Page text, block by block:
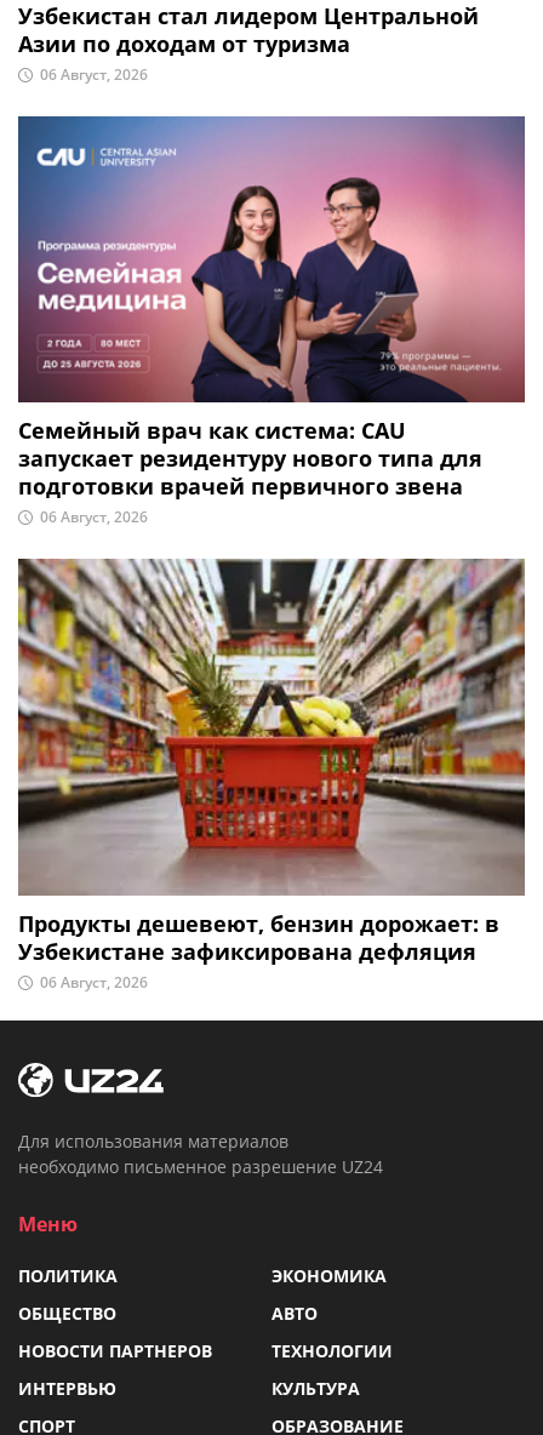
Узбекистан стал лидером Центральной
Азии по доходам от туризма
06 Август, 2026
Семейный врач как система: CAU
запускает резидентуру нового типа для
подготовки врачей первичного звена
06 Август, 2026
Продукты дешевеют, бензин дорожает: в
Узбекистане зафиксирована дефляция
06 Август, 2026
Для использования материалов
необходимо письменное разрешение UZ24
Меню
ПОЛИТИКА
ЭКОНОМИКА
ОБЩЕСТВО
АВТО
НОВОСТИ ПАРТНЕРОВ
ТЕХНОЛОГИИ
ИНТЕРВЬЮ
КУЛЬТУРА
СПОРТ
ОБРАЗОВАНИЕ